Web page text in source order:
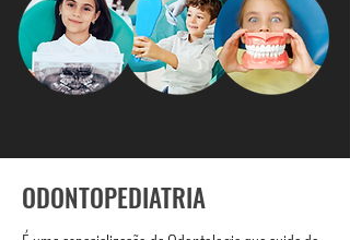
ODONTOPEDIATRIA